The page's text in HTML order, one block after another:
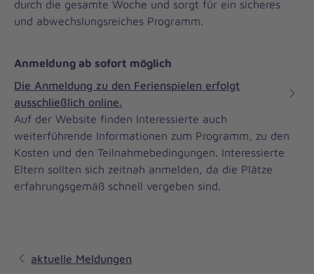
durch die gesamte Woche und sorgt für ein sicheres
und abwechslungsreiches Programm.
Anmeldung ab sofort möglich
Die Anmeldung zu den Ferienspielen erfolgt
ausschließlich online.
Auf der Website finden Interessierte auch
weiterführende Informationen zum Programm, zu den
Kosten und den Teilnahmebedingungen. Interessierte
Eltern sollten sich zeitnah anmelden, da die Plätze
erfahrungsgemäß schnell vergeben sind.
aktuelle Meldungen